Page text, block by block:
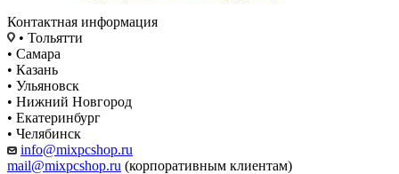
Контактная информация
• Тольятти
• Самара
• Казань
• Ульяновск
• Нижний Новгород
• Екатеринбург
• Челябинск
info@mixpcshop.ru
mail@mixpcshop.ru (корпоративным клиентам)